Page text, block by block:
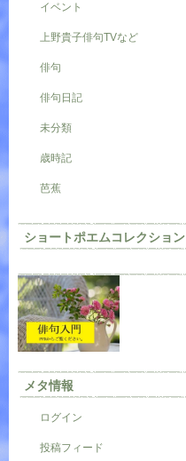
イベント
上野貴子俳句TVなど
俳句
俳句日記
未分類
歳時記
芭蕉
ショートポエムコレクション
メタ情報
ログイン
投稿フィード